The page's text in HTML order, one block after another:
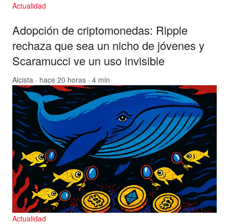
Actualidad
Adopción de criptomonedas: Ripple
rechaza que sea un nicho de jóvenes y
Scaramucci ve un uso invisible
Alcista · hace 20 horas · 4 min
Actualidad